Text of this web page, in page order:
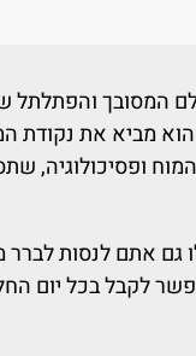
המסובך והפתלתל
מביא את נקודת
ופסיכולוגיה,
גם אתם לנסות לברר
לקבל בכל יום